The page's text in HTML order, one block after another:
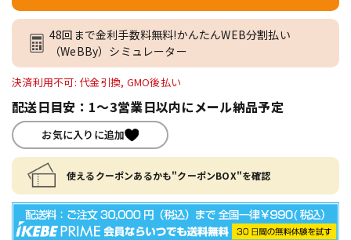
48回まで金利手数料無料!かんたんWEB分割払い
（WeBBy）シミュレーター
決済利用不可: 代金引換, GMO後払い
配送日目安：1～3営業日以内にメール納品予定
お気に入りに追加
使えるクーポンあるかも"クーポンBOX"を確認